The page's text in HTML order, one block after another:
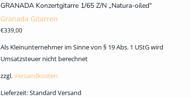
GRANADA Konzertgitarre 1/65 Z/N „Natura-oiled“
Granada Gitarren
€339,00
Als Kleinunternehmer im Sinne von § 19 Abs. 1 UStG wird
Umsatzsteuer nicht berechnet
zzgl.Versandkosten
Lieferzeit:Standard Versand